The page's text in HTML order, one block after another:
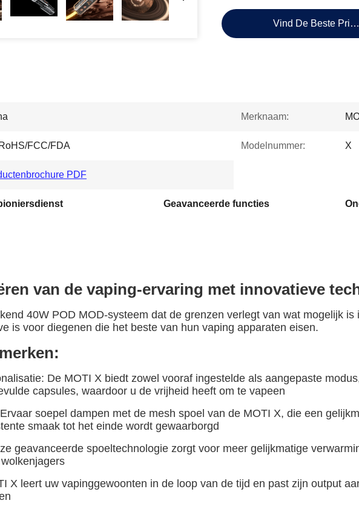
Vind De Beste Prijs
Merknaam:
FCC/FDA Modelnummer: X
PDF
Geavanceerde functies
van de vaping-ervaring met innovatieve
40W POD MOD-systeem dat de grenzen verlegt van wat mogelijk
is voor diegenen die het beste van hun vaping apparaten eisen.
De MOTI X biedt zowel vooraf ingestelde als aangepaste
capsules, waardoor u de vrijheid heeft om te vapeen
soepel dampen met de mesh spoel van de MOTI X, die een
smaak tot het einde wordt gewaarborgd
geavanceerde spoeltechnologie zorgt voor meer gelijkmatige
X leert uw vapinggewoonten in de loop van de tijd en past zijn output